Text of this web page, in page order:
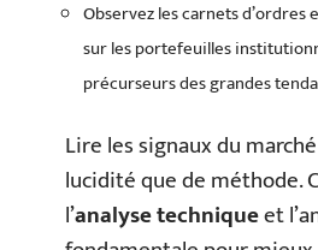
Observez les carnets d’ordres
sur les portefeuilles
précurseurs des grandes
Lire les signaux du
lucidité que de méthode.
l’analyse techniqueet